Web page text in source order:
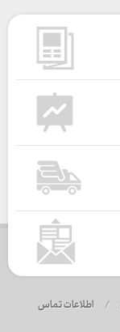
/ اطلاعات تماس